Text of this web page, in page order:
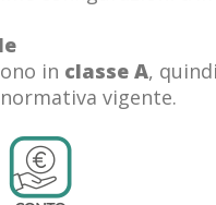
in classe A,
vigente.